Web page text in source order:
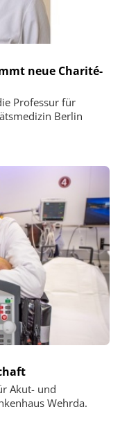
neue Charité-
Professur für
Berlin
Akut- und
Wehrda.